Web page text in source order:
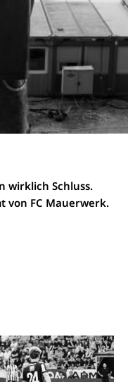
wirklich Schluss.
von FC Mauerwerk.